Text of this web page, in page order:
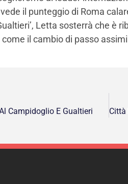
il punteggio di Roma
Letta sosterrà che è
il cambio di passo
Campidoglio E Gualtieri